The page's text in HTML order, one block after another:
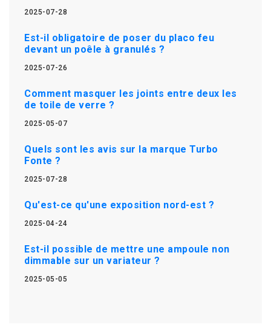
2025-07-28
Est-il obligatoire de poser du placo feu
devant un poêle à granulés ?
2025-07-26
Comment masquer les joints entre deux les
de toile de verre ?
2025-05-07
Quels sont les avis sur la marque Turbo
Fonte ?
2025-07-28
Qu'est-ce qu'une exposition nord-est ?
2025-04-24
Est-il possible de mettre une ampoule non
dimmable sur un variateur ?
2025-05-05